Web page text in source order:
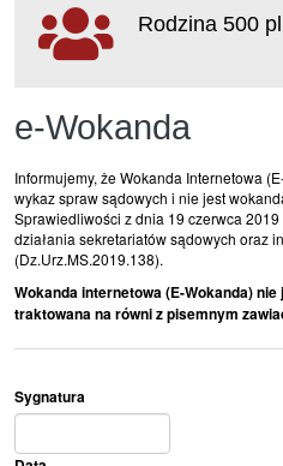
e-Wokanda
Rodzina 500